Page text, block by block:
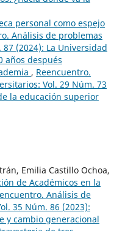
personal como espejo
Análisis de problemas
(2024): La Universidad
años después
, Reencuentro.
Vol. 29 Núm. 73
la educación superior
Emilia Castillo Ochoa,
de Académicos en la
Análisis de
35 Núm. 86 (2023):
y cambio generacional